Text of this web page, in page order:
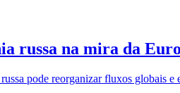
russa na mira da
pode reorganizar fluxos globais